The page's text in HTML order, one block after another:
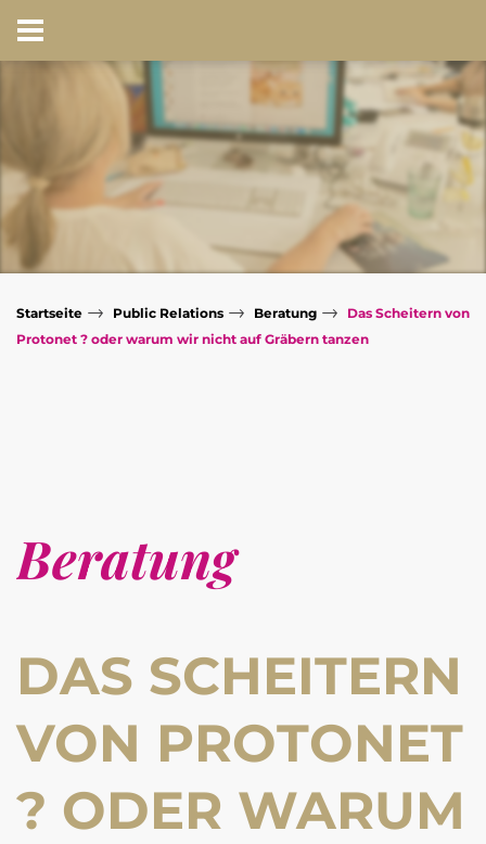
Startseite → Public Relations → Beratung →
Das Scheitern von
Protonet ? oder warum wir nicht auf Gräbern tanzen
Beratung
DAS SCHEITERN
VON PROTONET
? ODER WARUM